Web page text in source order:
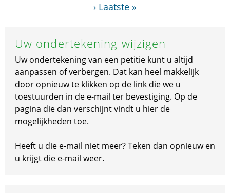
› Laatste »
Uw ondertekening wijzigen
Uw ondertekening van een petitie kunt u altijd
aanpassen of verbergen. Dat kan heel makkelijk
door opnieuw te klikken op de link die we u
toestuurden in de e-mail ter bevestiging. Op de
pagina die dan verschijnt vindt u hier de
mogelijkheden toe.
Heeft u die e-mail niet meer? Teken dan opnieuw en
u krijgt die e-mail weer.